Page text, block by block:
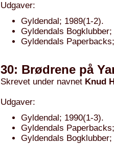
Udgaver:
Gyldendal; 1989(1-2).
Gyldendals
Gyldendals
30: Brødrene på
Skrevet under navnet Knud
Udgaver:
Gyldendal; 1990(1-3).
Gyldendals
Gyldendals